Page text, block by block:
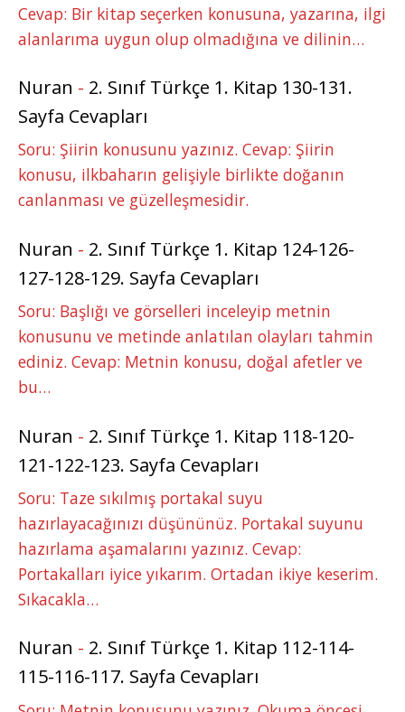
Cevap: Bir kitap seçerken konusuna, yazarına, ilgi
alanlarıma uygun olup olmadığına ve dilinin…
Nuran - 2. Sınıf Türkçe 1. Kitap 130-131.
Sayfa Cevapları
Soru: Şiirin konusunu yazınız. Cevap: Şiirin
konusu, ilkbaharın gelişiyle birlikte doğanın
canlanması ve güzelleşmesidir.
Nuran - 2. Sınıf Türkçe 1. Kitap 124-126-
127-128-129. Sayfa Cevapları
Soru: Başlığı ve görselleri inceleyip metnin
konusunu ve metinde anlatılan olayları tahmin
ediniz. Cevap: Metnin konusu, doğal afetler ve
bu…
Nuran - 2. Sınıf Türkçe 1. Kitap 118-120-
121-122-123. Sayfa Cevapları
Soru: Taze sıkılmış portakal suyu
hazırlayacağınızı düşününüz. Portakal suyunu
hazırlama aşamalarını yazınız. Cevap:
Portakalları iyice yıkarım. Ortadan ikiye keserim.
Sıkacakla…
Nuran - 2. Sınıf Türkçe 1. Kitap 112-114-
115-116-117. Sayfa Cevapları